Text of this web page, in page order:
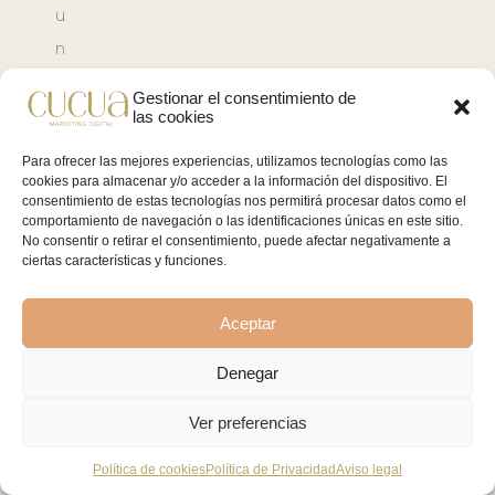
Gestionar el consentimiento de
las cookies
Para ofrecer las mejores experiencias, utilizamos tecnologías como las
cookies para almacenar y/o acceder a la información del dispositivo. El
consentimiento de estas tecnologías nos permitirá procesar datos como el
comportamiento de navegación o las identificaciones únicas en este sitio.
No consentir o retirar el consentimiento, puede afectar negativamente a
ciertas características y funciones.
Aceptar
Denegar
Ver preferencias
Política de cookiesPolítica de PrivacidadAviso legal
u
n
o
v
í
d
s